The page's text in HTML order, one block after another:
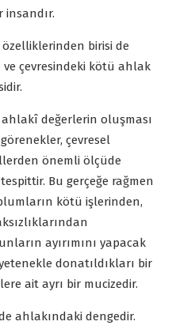
insandır.
özelliklerinden birisi de
çevresindeki kötü ahlak
değerlerin oluşması
çevresel
önemli ölçüde
Bu gerçeğe rağmen
kötü işlerinden,
ayırımını yapacak
donatıldıkları bir
ait ayrı bir mucizedir.
ahlakındaki dengedir.